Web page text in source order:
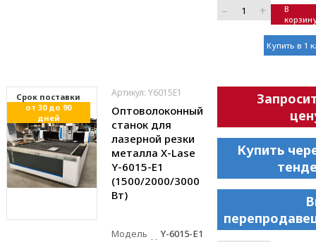
– +
В
Купить в 1
Cрок поставки
от 30 до 90
дней
Артикул: Y6015E1
Оптоволоконный
станок для
лазерной резки
металла X-Lase
Y-6015-E1
(1500/2000/3000
Вт)
Модель Y-6015-E1
Купить